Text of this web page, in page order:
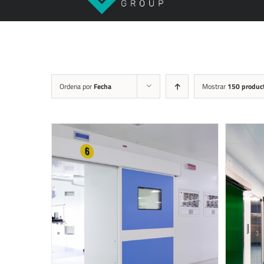
Ordena por Fecha Mostrar 150